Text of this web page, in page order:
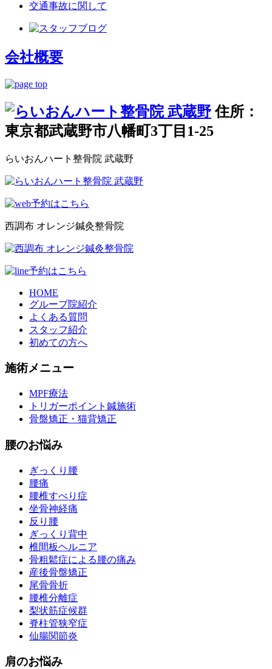
交通事故に関して
会社概要
住所：
東京都武蔵野市八幡町3丁目1-25
らいおんハート整骨院 武蔵野
西調布 オレンジ鍼灸整骨院
HOME
グループ院紹介
よくある質問
スタッフ紹介
初めての方へ
施術メニュー
MPF療法
トリガーポイント鍼施術
骨盤矯正・猫背矯正
腰のお悩み
ぎっくり腰
腰痛
腰椎すべり症
坐骨神経痛
反り腰
ぎっくり背中
椎間板ヘルニア
骨粗鬆症による腰の痛み
産後骨盤矯正
尾骨骨折
腰椎分離症
梨状筋症候群
脊柱管狭窄症
仙腸関節炎
肩のお悩み